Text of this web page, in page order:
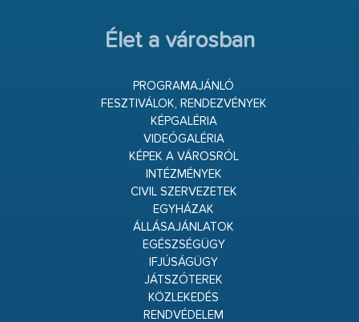
Élet a városban
PROGRAMAJÁNLÓ
FESZTIVÁLOK, RENDEZVÉNYEK
KÉPGALÉRIA
VIDEÓGALÉRIA
KÉPEK A VÁROSRÓL
INTÉZMÉNYEK
CIVIL SZERVEZETEK
EGYHÁZAK
ÁLLÁSAJÁNLATOK
EGÉSZSÉGÜGY
IFJÚSÁGÜGY
JÁTSZÓTEREK
KÖZLEKEDÉS
RENDVÉDELEM